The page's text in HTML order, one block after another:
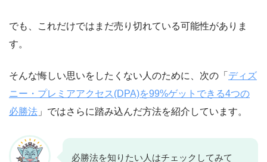
でも、これだけではまだ売り切れている可能性がありま
す。
そんな悔しい思いをしたくない人のために、次の「 ディズ
ニー・プレミアアクセス(DPA)を99%ゲットできる4つの
必勝法 」ではさらに踏み込んだ方法を紹介しています。
必勝法を知りたい人はチェックしてみて